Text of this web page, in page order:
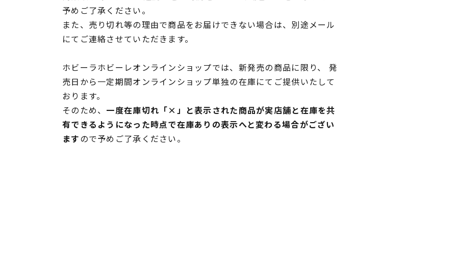
予めご了承ください。
また、売り切れ等の理由で商品をお届けできない場合は、別途メール
にてご連絡させていただきます。
ホビーラホビーレオンラインショップでは、新発売の商品に限り、 発
売日から一定期間オンラインショップ単独の在庫にてご提供いたして
おります。
そのため、 一度在庫切れ「×」と表示された商品が実店舗と在庫を共
有できるようになった時点で在庫ありの表示へと変わる場合がござい
ますので予めご了承ください。